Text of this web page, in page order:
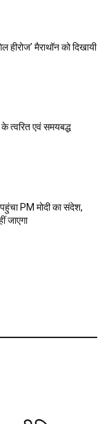
हीरोज’ मैराथॉन को दिखायी
त्वरित एवं समयबद्ध
PM मोदी का संदेश,
जाएगा